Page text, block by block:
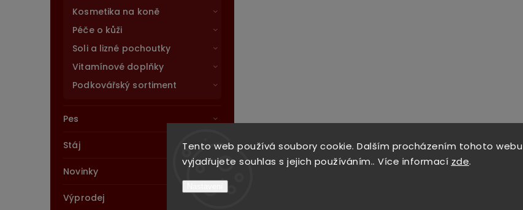
Tento web používá soubory cookie. Dalším procházením tohoto webu
vyjadřujete souhlas s jejich používáním.. Více informací zde.
Kosmetika na koně
Péče o kůži
Soli a lizné pochoutky
Vitamínové doplňky
Podkovářský sortiment
Pes
Stáj
Novinky
Výprodej